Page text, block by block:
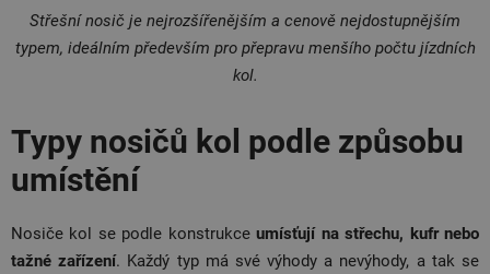
Střešní nosič je nejrozšířenějším a cenově nejdostupnějším
typem, ideálním především pro přepravu menšího počtu jízdních
kol.
Typy nosičů kol podle způsobu
umístění
Nosiče kol se podle konstrukceumísťují na střechu, kufr nebo
tažné zařízení. Každý typ má své výhody a nevýhody, a tak se